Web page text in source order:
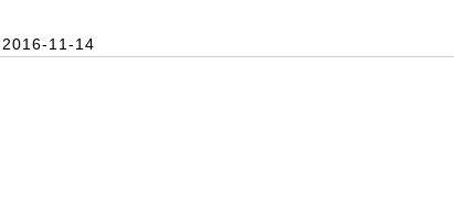
2016-11-14